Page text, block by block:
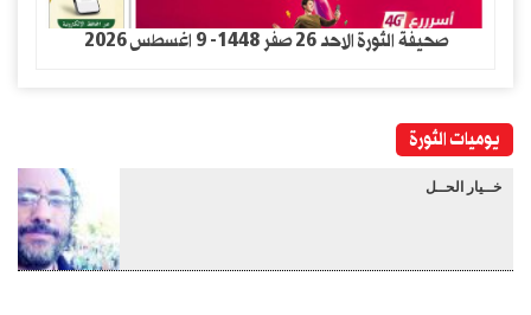
صحيفة الثورة الاحد 26 صفر 1448- 9 اغسطس 2026
يوميات الثورة
خــيار الحــل